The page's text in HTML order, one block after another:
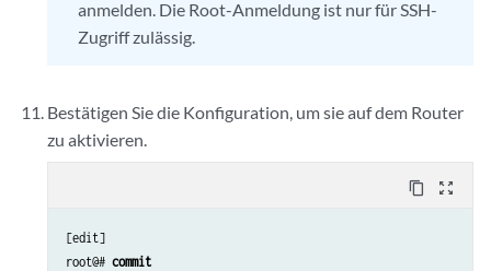
anmelden. Die Root-Anmeldung ist nur für SSH-
Zugriff zulässig.
Bestätigen Sie die Konfiguration, um sie auf dem Router
zu aktivieren.
content_copy zoom_out_map
[edit]
root@# commit